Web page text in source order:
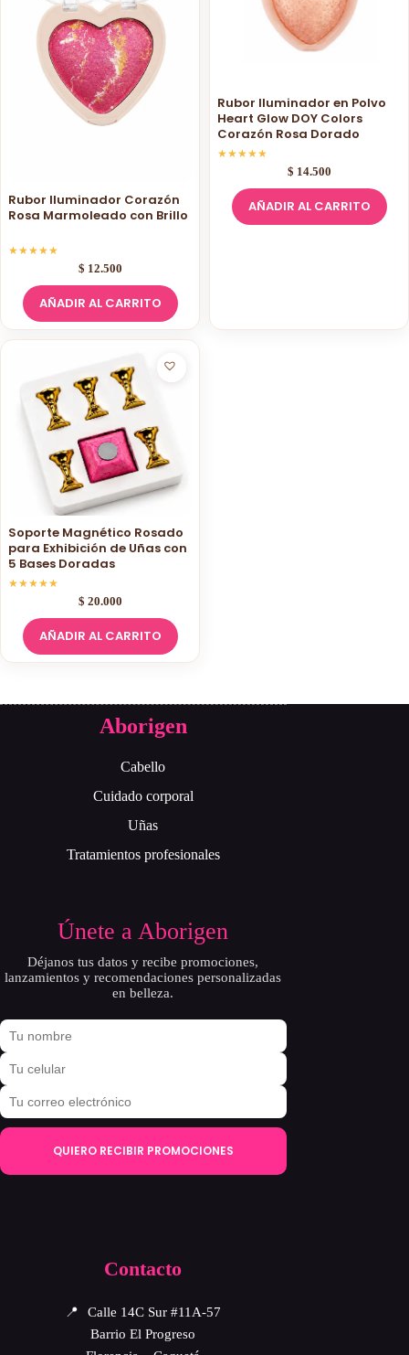
Rubor Iluminador Corazón
Rosa Marmoleado con Brillo
★★★★★
$ 12.500
AÑADIR AL CARRITO
Rubor Iluminador en Polvo
Heart Glow DOY Colors
Corazón Rosa Dorado
★★★★★
$ 14.500
AÑADIR AL CARRITO
Soporte Magnético Rosado
para Exhibición de Uñas con
5 Bases Doradas
★★★★★
$ 20.000
AÑADIR AL CARRITO
Aborigen
Cabello
Cuidado corporal
Uñas
Tratamientos profesionales
Únete a Aborigen
Déjanos tus datos y recibe promociones,
lanzamientos y recomendaciones personalizadas
en belleza.
QUIERO RECIBIR PROMOCIONES
Contacto
📍
Calle 14C Sur #11A-57
Barrio El Progreso